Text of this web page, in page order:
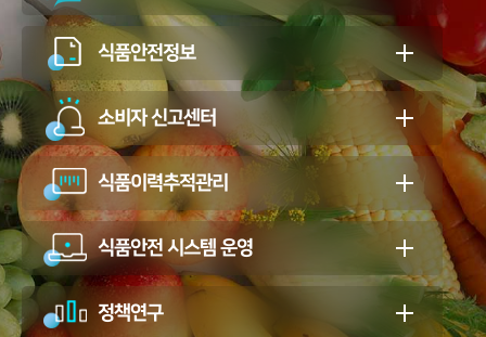
식품안전정보
소비자 신고센터
식품이력추적관리
식품안전 시스템 운영
정책연구